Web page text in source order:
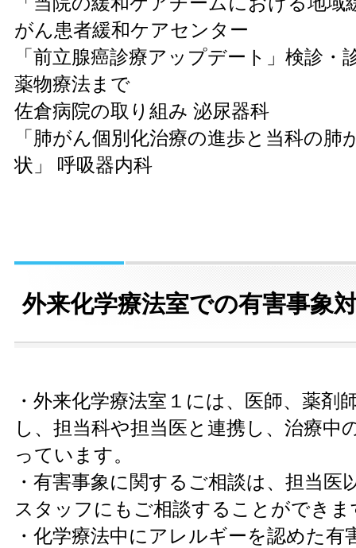
がん患者緩和ケアセンター
「前立腺癌診療アップデート」検診・
薬物療法まで
佐倉病院の取り組み 泌尿器科
「肺がん個別化治療の進歩と当科の肺
状」 呼吸器内科
外来化学療法室での有害事象
・外来化学療法室１には、医師、薬剤
し、担当科や担当医と連携し、治療中
っています。
・有害事象に関するご相談は、担当医
スタッフにもご相談することができま
・化学療法中にアレルギーを認めた有